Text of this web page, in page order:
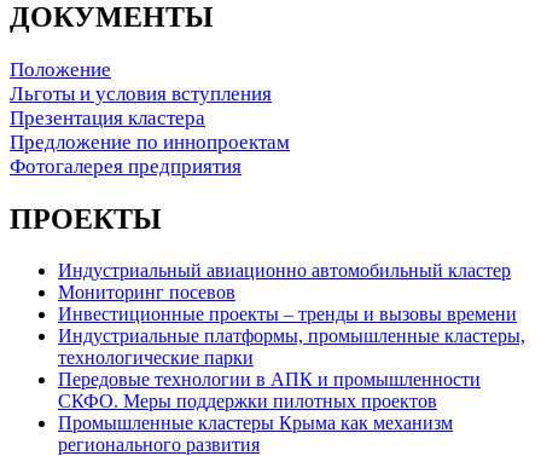
ДОКУМЕНТЫ
Положение
Льготы и условия вступления
Презентация кластера
Предложение по иннопроектам
Фотогалерея предприятия
ПРОЕКТЫ
Индустриальный авиационно автомобильный кластер
Мониторинг посевов
Инвестиционные проекты – тренды и вызовы времени
Индустриальные платформы, промышленные кластеры,
технологические парки
Передовые технологии в АПК и промышленности
СКФО. Меры поддержки пилотных проектов
Промышленные кластеры Крыма как механизм
регионального развития